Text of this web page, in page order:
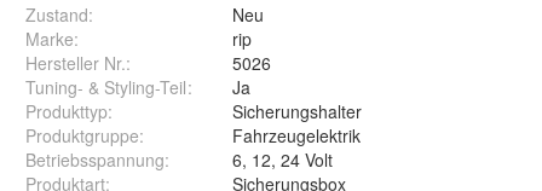
Zustand:
Neu
Marke:
rip
Hersteller Nr.:
5026
Tuning- & Styling-Teil:
Ja
Produkttyp:
Sicherungshalter
Produktgruppe:
Fahrzeugelektrik
Betriebsspannung:
6, 12, 24 Volt
Produktart:
Sicherungsbox